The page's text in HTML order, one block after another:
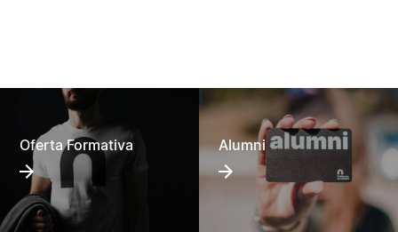
Oferta Formativa Alumni